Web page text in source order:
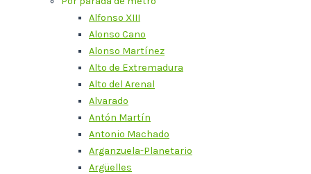
Alfonso XIII
Alonso Cano
Alonso Martínez
Alto de Extremadura
Alto del Arenal
Alvarado
Antón Martín
Antonio Machado
Arganzuela-Planetario
Argüelles